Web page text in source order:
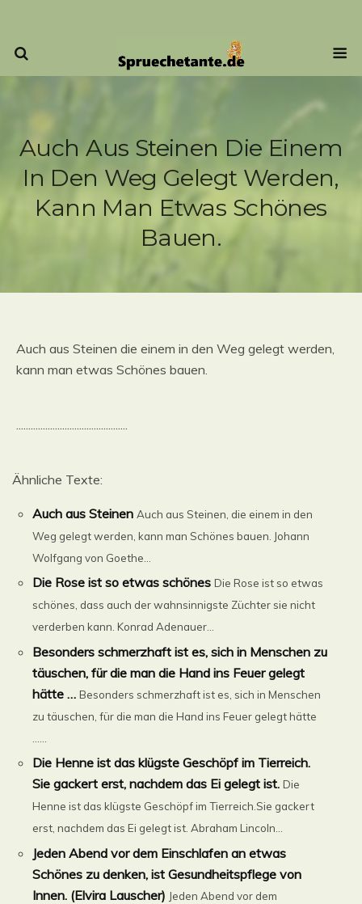
Auch Aus Steinen Die Einem
In Den Weg Gelegt Werden,
Kann Man Etwas Schönes
Bauen.
Auch aus Steinen die einem in den Weg gelegt werden,
kann man etwas Schönes bauen.
..............................................
Ähnliche Texte:
Auch aus Steinen Auch aus Steinen, die einem in den
Weg gelegt werden, kann man Schönes bauen. Johann
Wolfgang von Goethe...
Die Rose ist so etwas schönes Die Rose ist so etwas
schönes, dass auch der wahnsinnigste Züchter sie nicht
verderben kann. Konrad Adenauer...
Besonders schmerzhaft ist es, sich in Menschen zu
täuschen, für die man die Hand ins Feuer gelegt
hätte … Besonders schmerzhaft ist es, sich in Menschen
zu täuschen, für die man die Hand ins Feuer gelegt hätte
Die Henne ist das klügste Geschöpf im Tierreich.
Sie gackert erst, nachdem das Ei gelegt ist. Die
Henne ist das klügste Geschöpf im Tierreich.Sie gackert
erst, nachdem das Ei gelegt ist. Abraham Lincoln...
Jeden Abend vor dem Einschlafen an etwas
Schönes zu denken, ist Gesundheitspflege von
Innen. (Elvira Lauscher) Jeden Abend vor dem